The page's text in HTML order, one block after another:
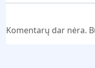
Komentarų dar nėra.